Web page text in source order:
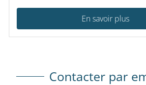
En savoir plus
Contacter par